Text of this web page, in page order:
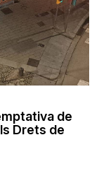
de
Drets de